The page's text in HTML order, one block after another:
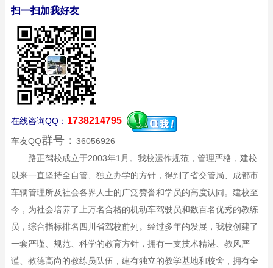
扫一扫加我好友
在线咨询QQ： 1738214795
车友QQ群号： 36056926
——路正驾校成立于2003年1月。我校运作规范，管理严格，建校
以来一直坚持全自管、独立办学的方针，得到了省交管局、成都市
车辆管理所及社会各界人士的广泛赞誉和学员的高度认同。建校至
今，为社会培养了上万名合格的机动车驾驶员和数百名优秀的教练
员，综合指标排名四川省驾校前列。经过多年的发展，我校创建了
一套严谨、规范、科学的教育方针，拥有一支技术精湛、教风严
谨、教德高尚的教练员队伍，建有独立的教学基地和校舍，拥有全